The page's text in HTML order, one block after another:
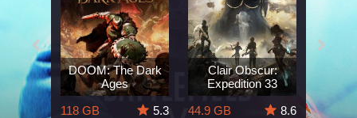
The
5.7
DOOM: The Dark
Ages
118 GB
5.3
Clair Obscur:
Expedition 33
44.9 GB
8.6
164 GB